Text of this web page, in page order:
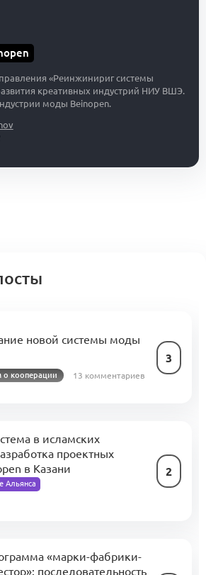
«Реинжинириг системы
креативных индустрий НИУ ВШЭ.
моды Beinopen.
новой системы моды
3
кооперации 13 комментариев
в исламских
проектных
в Казани
Альянса
2
«марки-фабрики-
последовательность